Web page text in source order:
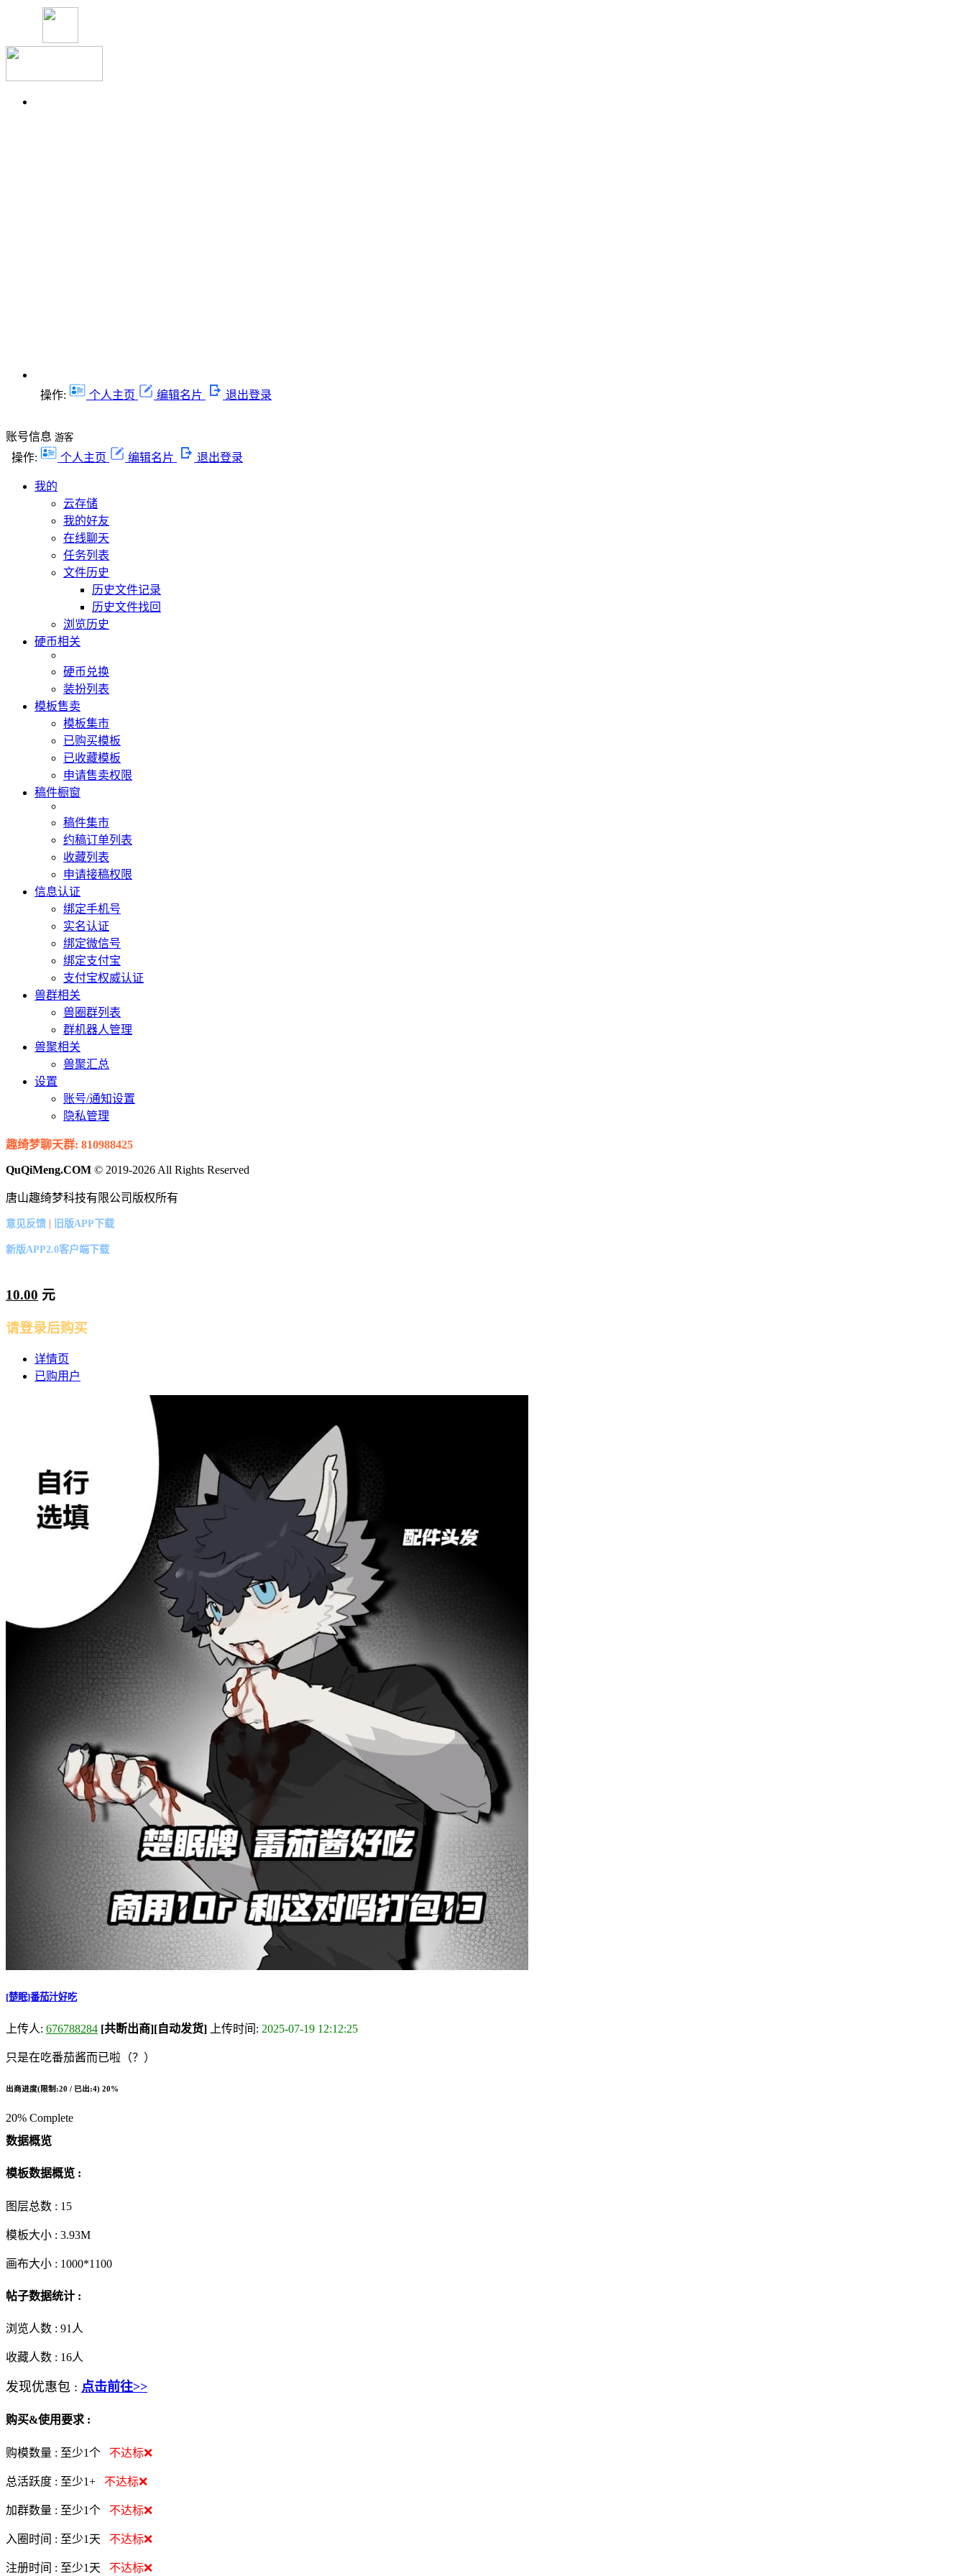
操作: 个人主页 编辑名片 退出登录
账号信息 游客
操作: 个人主页 编辑名片 退出登录
我的
云存储
我的好友
在线聊天
任务列表
文件历史
历史文件记录
历史文件找回
浏览历史
硬币相关
硬币兑换
装扮列表
模板售卖
模板集市
已购买模板
已收藏模板
申请售卖权限
稿件橱窗
稿件集市
约稿订单列表
收藏列表
申请接稿权限
信息认证
绑定手机号
实名认证
绑定微信号
绑定支付宝
支付宝权威认证
兽群相关
兽圈群列表
群机器人管理
兽聚相关
兽聚汇总
设置
账号/通知设置
隐私管理
趣绮梦聊天群: 810988425
QuQiMeng.COM © 2019-2026 All Rights Reserved
唐山趣绮梦科技有限公司版权所有
意见反馈 | 旧版APP下载
新版APP2.0客户端下载
10.00 元
请登录后购买
详情页
已购用户
[楚眠]番茄汁好吃
上传人: 676788284 [共断出商][自动发货] 上传时间: 2025-07-19 12:12:25
只是在吃番茄酱而已啦（？）
出商进度(限制:20 / 已出:4) 20%
20% Complete
数据概览
模板数据概览 :
图层总数 : 15
模板大小 : 3.93M
画布大小 : 1000*1100
帖子数据统计 :
浏览人数 : 91人
收藏人数 : 16人
发现优惠包 : 点击前往>>
购买&使用要求 :
购模数量 : 至少1个 不达标❌
总活跃度 : 至少1+ 不达标❌
加群数量 : 至少1个 不达标❌
入圈时间 : 至少1天 不达标❌
注册时间 : 至少1天 不达标❌